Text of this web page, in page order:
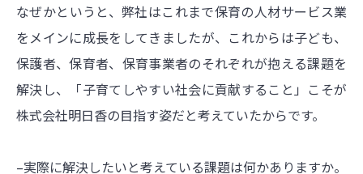
なぜかというと、弊社はこれまで保育の人材サービス業
をメインに成長をしてきましたが、これからは子ども、
保護者、保育者、保育事業者のそれぞれが抱える課題を
解決し、「子育てしやすい社会に貢献すること」こそが
株式会社明日香の目指す姿だと考えていたからです。
–実際に解決したいと考えている課題は何かありますか。